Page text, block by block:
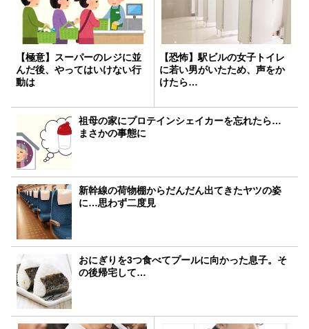
【極意】スーパーのレジに並
んだ後、やってはいけない行
動は
【恐怖】駅ビルの女子トイレ
に若い男がいたため、声をか
けたら…
祖母の家にプロテインシェイカーを忘れたら…
まさかの事態に
新幹線の荷物棚からだんだん出てきたヤツの姿
に…思わず二度見
おにぎりを3つ食べてプールに向かった息子。そ
の後帰宅して…